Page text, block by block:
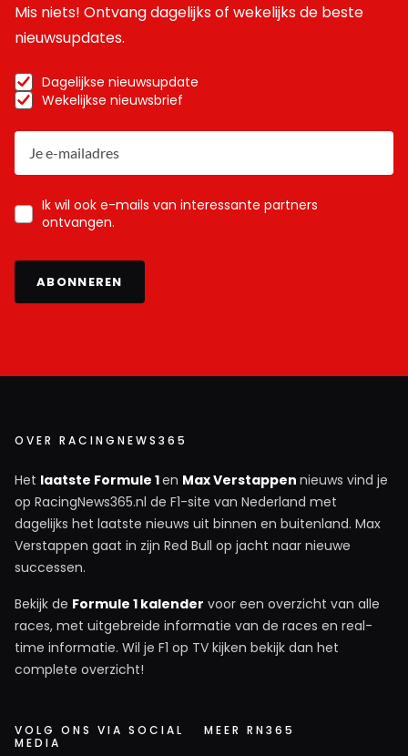
Mis niets! Ontvang dagelijks of wekelijks de beste
nieuwsupdates.
Dagelijkse nieuwsupdate
Wekelijkse nieuwsbrief
Ik wil ook e-mails van interessante partners
ontvangen.
ABONNEREN
OVER RACINGNEWS365
Het laatste Formule 1en Max Verstappen nieuws vind je
op RacingNews365.nl de F1-site van Nederland met
dagelijks het laatste nieuws uit binnen en buitenland. Max
Verstappen gaat in zijn Red Bull op jacht naar nieuwe
successen.
Bekijk de Formule 1 kalender voor een overzicht van alle
races, met uitgebreide informatie van de races en real-
time informatie. Wil je F1 op TV kijken bekijk dan het
complete overzicht!
VOLG ONS VIA SOCIAL
MEDIA
MEER RN365